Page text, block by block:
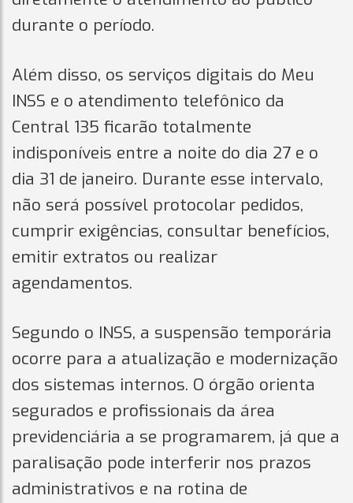
durante o período.
Além disso, os serviços digitais do Meu
INSS e o atendimento telefônico da
Central 135 ficarão totalmente
indisponíveis entre a noite do dia 27 e o
dia 31 de janeiro. Durante esse intervalo,
não será possível protocolar pedidos,
cumprir exigências, consultar benefícios,
emitir extratos ou realizar
agendamentos.
Segundo o INSS, a suspensão temporária
ocorre para a atualização e modernização
dos sistemas internos. O órgão orienta
segurados e profissionais da área
previdenciária a se programarem, já que a
paralisação pode interferir nos prazos
administrativos e na rotina de